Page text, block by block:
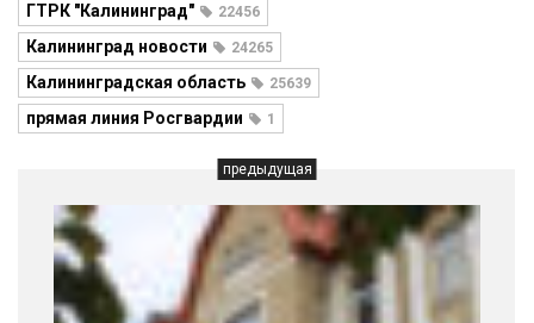
ГТРК "Калининград" 22456
Калининград новости 24265
Калининградская область 25639
прямая линия Росгвардии 1
предыдущая